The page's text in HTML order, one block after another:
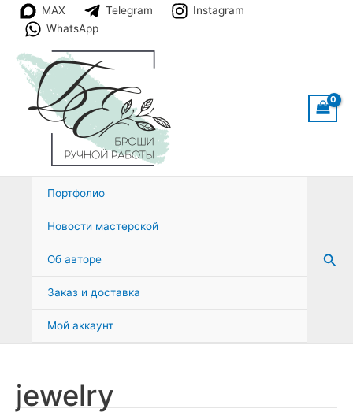
Перейти
содержимому
MAX Telegram
Instagram
WhatsApp
Портфолио
Новости мастерской
Об авторе
Заказ и доставка
Мой аккаунт
jewelry